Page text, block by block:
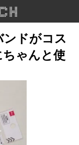
ンドがコス
ちゃんと使